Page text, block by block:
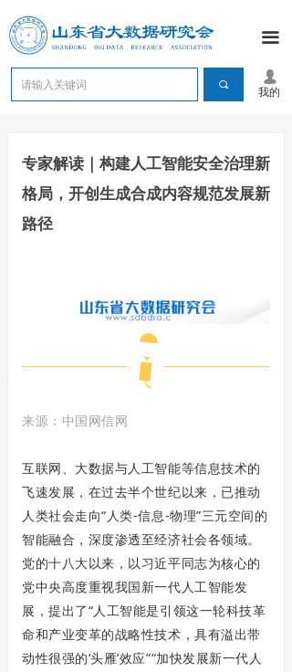
끀
끠
넙
我的
专家解读｜构建人工智能安全治理新
格局，开创生成合成内容规范发展新
路径
来源：中国网信网
互联网、大数据与人工智能等信息技术的
飞速发展，在过去半个世纪以来，已推动
人类社会走向“人类-信息-物理”三元空间的
智能融合，深度渗透至经济社会各领域。
党的十八大以来，以习近平同志为核心的
党中央高度重视我国新一代人工智能发
展，提出了“人工智能是引领这一轮科技革
命和产业变革的战略性技术，具有溢出带
动性很强的‘头雁’效应”“加快发展新一代人